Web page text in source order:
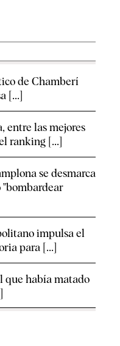
de Chamberí
[...]
entre las mejores
ranking [...]
se desmarca
impulsa el
para [...]
que había matado